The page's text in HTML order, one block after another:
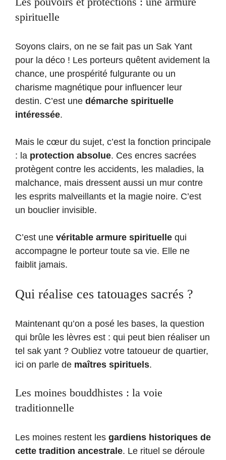
spirituelle
Soyons clairs, on ne se fait pas un Sak Yant
pour la déco ! Les porteurs quêtent avidement la
chance, une prospérité fulgurante ou un
charisme magnétique pour influencer leur
destin. C’est une démarche spirituelle
intéressée.
Mais le cœur du sujet, c’est la fonction principale
: la protection absolue. Ces encres sacrées
protègent contre les accidents, les maladies, la
malchance, mais dressent aussi un mur contre
les esprits malveillants et la magie noire. C’est
un bouclier invisible.
C’est une véritable armure spirituelle qui
accompagne le porteur toute sa vie. Elle ne
faiblit jamais.
Qui réalise ces tatouages sacrés ?
Maintenant qu’on a posé les bases, la question
qui brûle les lèvres est : qui peut bien réaliser un
tel sak yant ? Oubliez votre tatoueur de quartier,
ici on parle de maîtres spirituels.
Les moines bouddhistes : la voie
traditionnelle
Les moines restent les gardiens historiques de
cette tradition ancestrale. Le rituel se déroule